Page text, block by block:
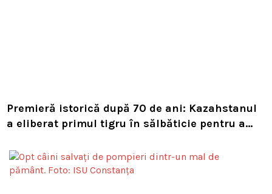
Premieră istorică după 70 de ani: Kazahstanul
a eliberat primul tigru în sălbăticie pentru a
natural